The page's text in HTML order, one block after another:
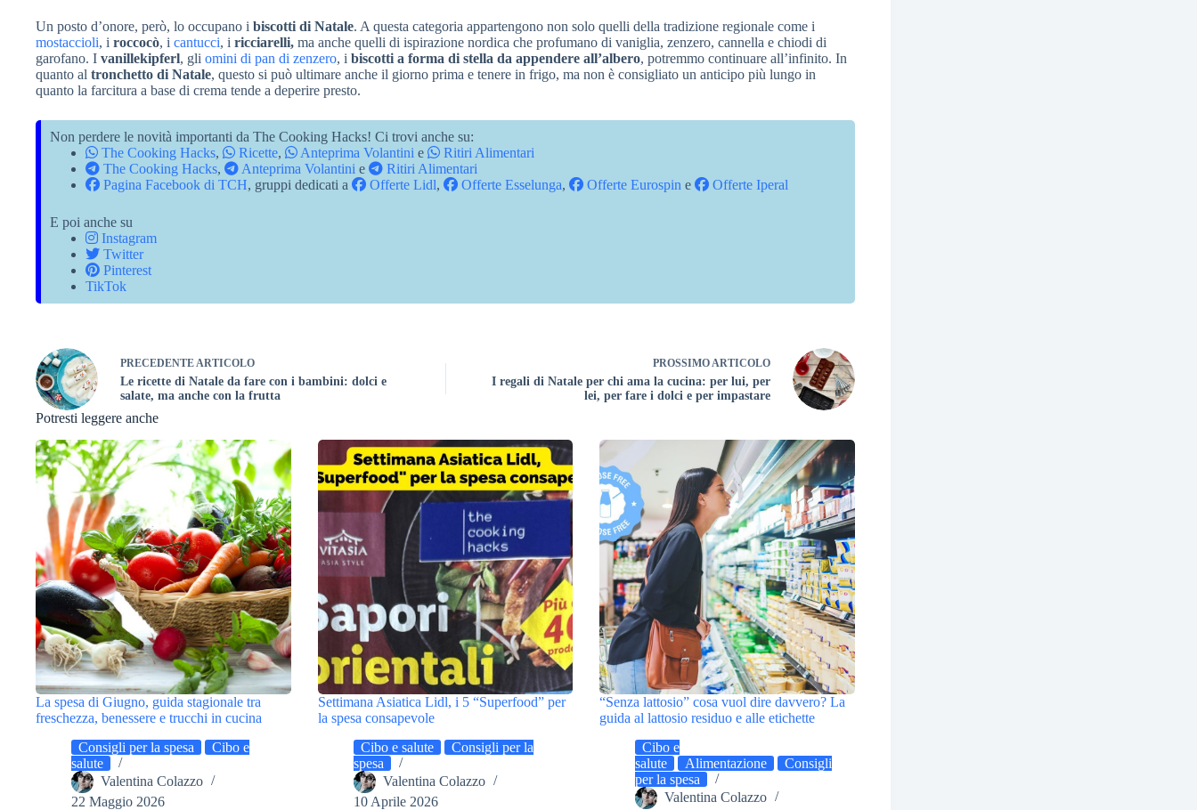
Un posto d’onore, però, lo occupano i biscotti di Natale. A questa categoria appartengono non solo quelli della tradizione regionale come i
mostaccioli, i roccocò, i cantucci, i ricciarelli, ma anche quelli di ispirazione nordica che profumano di vaniglia, zenzero, cannella e chiodi di
garofano. I vanillekipferl, gli omini di pan di zenzero, i biscotti a forma di stella da appendere all’albero, potremmo continuare all’infinito. In
quanto al tronchetto di Natale, questo si può ultimare anche il giorno prima e tenere in frigo, ma non è consigliato un anticipo più lungo in
quanto la farcitura a base di crema tende a deperire presto.
Non perdere le novità importanti da The Cooking Hacks! Ci trovi anche su:
The Cooking Hacks, Ricette, Anteprima Volantini e
Ritiri Alimentari
The Cooking Hacks, Anteprima Volantini e
Ritiri Alimentari
Pagina Facebook di TCH, gruppi dedicati a Offerte Lidl, Offerte Esselunga, Offerte Eurospin e Offerte Iperal
E poi anche su
Instagram
Twitter
Pinterest
TikTok
PRECEDENTEARTICOLO
Le ricette di Natale da fare con i bambini: dolci e
salate, ma anche con la frutta
PROSSIMOARTICOLO
I regali di Natale per chi ama la cucina: per lui, per
lei, per fare i dolci e per impastare
Potresti leggere anche
La spesa di Giugno, guida stagionale tra
freschezza, benessere e trucchi in cucina
Consigli per la spesa
Cibo e
salute
Valentina Colazzo
22 Maggio 2026
Settimana Asiatica Lidl, i 5 “Superfood” per
la spesa consapevole
Cibo e salute
Consigli per la
spesa
Valentina Colazzo
10 Aprile 2026
“Senza lattosio” cosa vuol dire davvero? La
guida al lattosio residuo e alle etichette
Cibo e
salute
Alimentazione
Consigli
per la spesa
Valentina Colazzo